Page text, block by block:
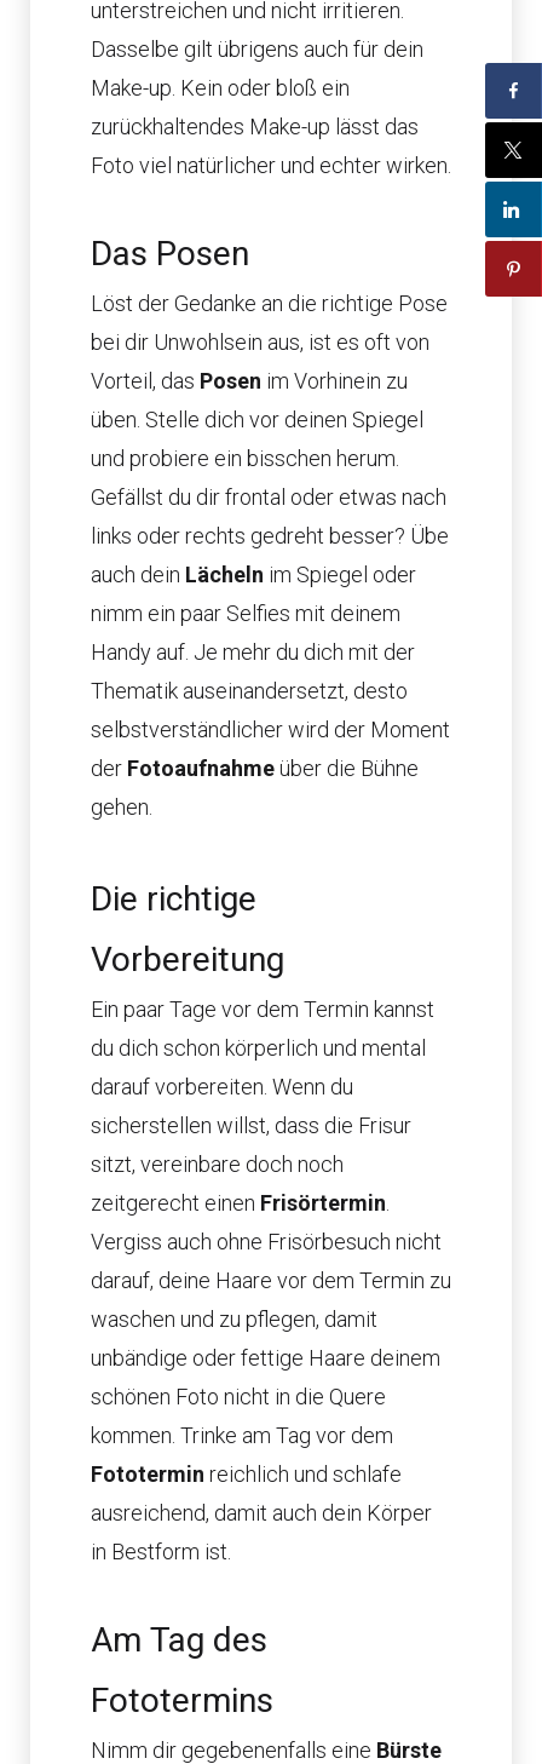
unterstreichen und nicht irritieren.
Dasselbe gilt übrigens auch für dein
Make-up. Kein oder bloß ein
zurückhaltendes Make-up lässt das
Foto viel natürlicher und echter wirken.
Das Posen
Löst der Gedanke an die richtige Pose
bei dir Unwohlsein aus, ist es oft von
Vorteil, das Posen im Vorhinein zu
üben. Stelle dich vor deinen Spiegel
und probiere ein bisschen herum.
Gefällst du dir frontal oder etwas nach
links oder rechts gedreht besser? Übe
auch dein Lächeln im Spiegel oder
nimm ein paar Selfies mit deinem
Handy auf. Je mehr du dich mit der
Thematik auseinandersetzt, desto
selbstverständlicher wird der Moment
der Fotoaufnahmeüber die Bühne
gehen.
Die richtige
Vorbereitung
Ein paar Tage vor dem Termin kannst
du dich schon körperlich und mental
darauf vorbereiten. Wenn du
sicherstellen willst, dass die Frisur
sitzt, vereinbare doch noch
zeitgerecht einen Frisörtermin
Vergiss auch ohne Frisörbesuch nicht
darauf, deine Haare vor dem Termin zu
waschen und zu pflegen, damit
unbändige oder fettige Haare deinem
schönen Foto nicht in die Quere
kommen. Trinke am Tag vor dem
Fototermin reichlich und schlafe
ausreichend, damit auch dein Körper
in Bestform ist.
Am Tag des
Fototermins
Nimm dir gegebenenfalls eine Bürste